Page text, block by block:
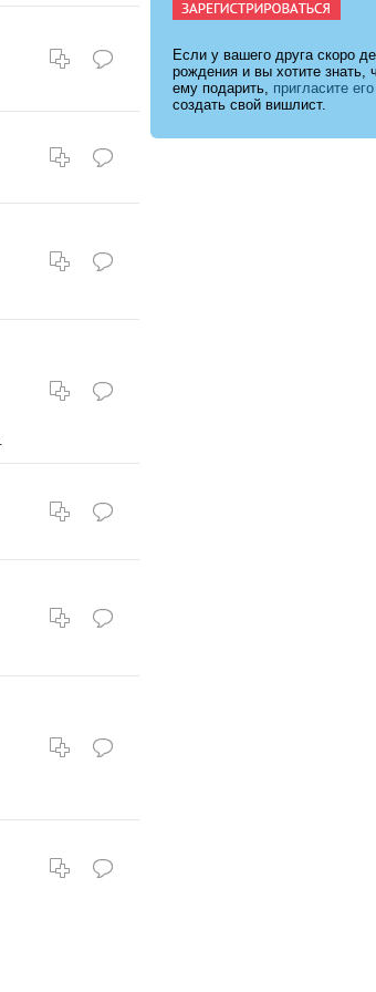
Если у вашего друга скоро
рождения и вы хотите знать,
ему подарить, пригласите его
создать свой вишлист.